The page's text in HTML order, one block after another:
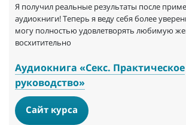
Я получил реальные результаты после
аудиокниги! Теперь я веду себя более
могу полностью удовлетворять любимую
восхитительно
Аудиокнига «Секс. Практическое
руководство»
Сайт курса